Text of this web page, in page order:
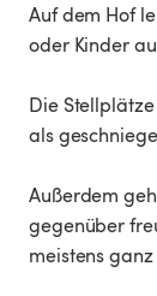
Auf dem Hof
oder Kinder
Die
als
Außerdem
gegenüber
meistens